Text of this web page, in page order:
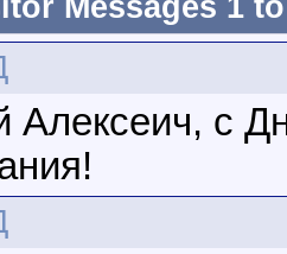
Messages 1
Алексеич, с